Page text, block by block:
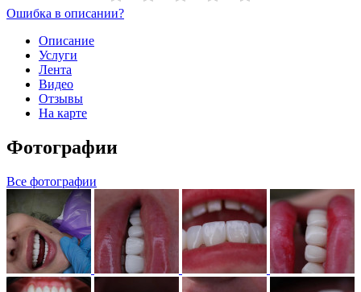
Ошибка в описании?
Описание
Услуги
Лента
Видео
Отзывы
На карте
Фотографии
Все фотографии